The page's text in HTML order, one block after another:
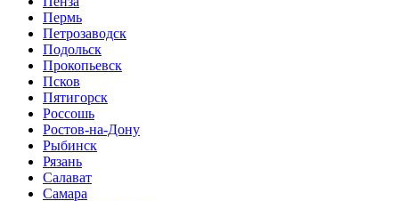
Пермь
Петрозаводск
Подольск
Прокопьевск
Псков
Пятигорск
Россошь
Ростов-на-Дону
Рыбинск
Рязань
Салават
Самара